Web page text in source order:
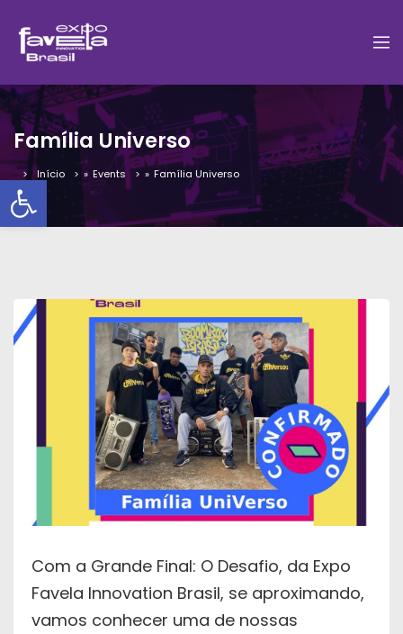
Barra de Ferramentas
Família Universo
Início » Events » Família Universo
Com a Grande Final: O Desafio, da Expo
Favela Innovation Brasil, se aproximando,
vamos conhecer uma de nossas